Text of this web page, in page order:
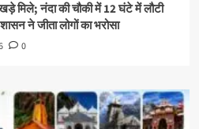
नंदा की चौकी में 12 घंटे में लौटी
ने जीता लोगों का भरोसा
0